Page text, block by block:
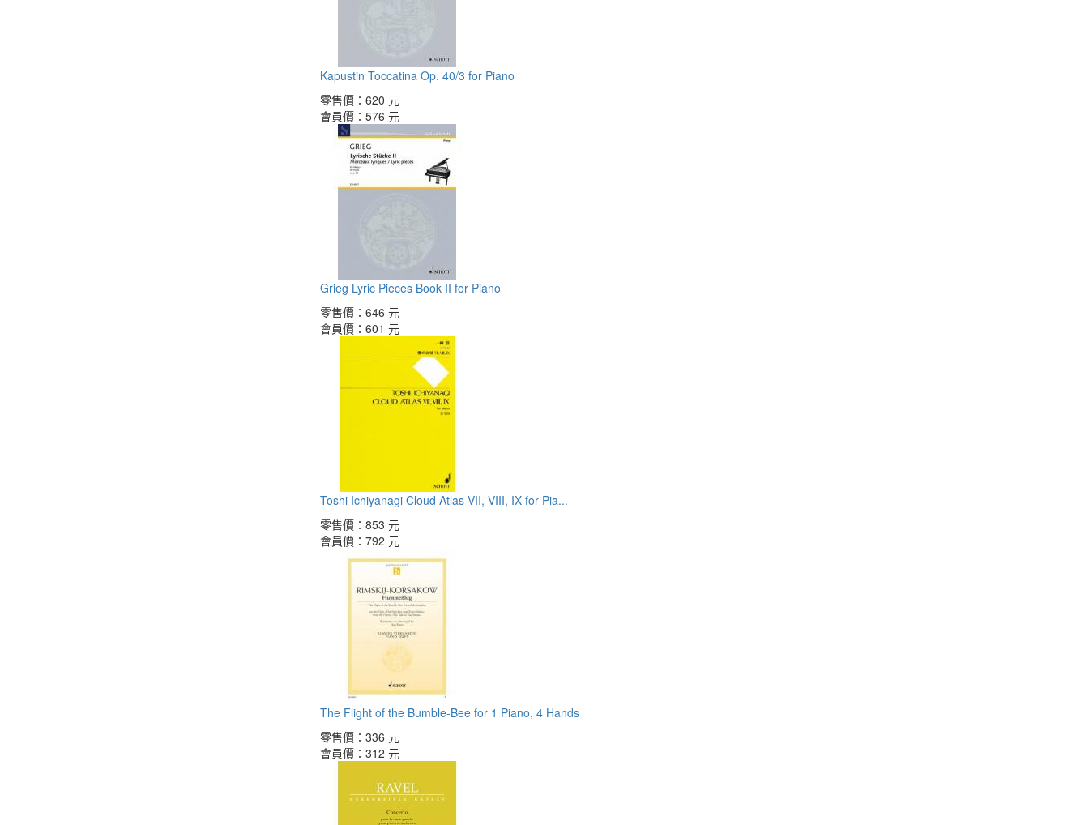
Kapustin Toccatina Op. 40/3 for Piano
零售價： 620 元
會員價： 576 元
Grieg Lyric Pieces Book II for Piano
零售價： 646 元
會員價： 601 元
Toshi Ichiyanagi Cloud Atlas VII, VIII, IX for Pia...
零售價： 853 元
會員價： 792 元
The Flight of the Bumble-Bee for 1 Piano, 4 Hands
零售價： 336 元
會員價： 312 元